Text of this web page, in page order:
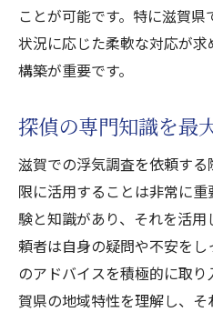
ことが可能です。特に滋賀県
状況に応じた柔軟な対応が
構築が重要です。
探偵の専門知識を最
滋賀での浮気調査を依頼す
限に活用することは非常に
験と知識があり、それを活
頼者は自身の疑問や不安を
のアドバイスを積極的に取
賀県の地域特性を理解し、